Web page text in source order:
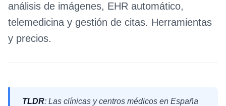
análisis de imágenes, EHR automático,
telemedicina y gestión de citas. Herramientas
y precios.
TLDR: Las clínicas y centros médicos en España